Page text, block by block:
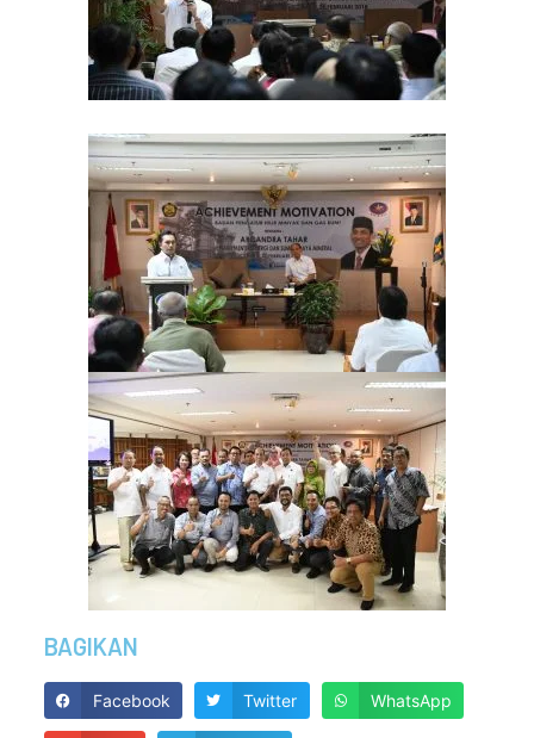
BAGIKAN
Facebook Twitter WhatsApp